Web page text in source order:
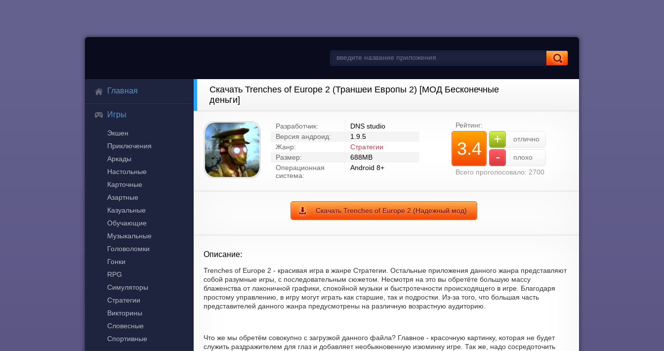
Главная
Игры
Экшен
Приключения
Аркады
Настольные
Карточные
Азартные
Казуальные
Обучающие
Музыкальные
Головоломки
Гонки
RPG
Симуляторы
Стратегии
Викторины
Словесные
Спортивные
Скачать Trenches of Europe 2 (Траншеи Европы 2) [МОД Бесконечные
деньги]
Разработчик:
DNS studio
Версия андроид:
1.9.5
Жанр:
Стратегии
Размер:
688MB
Операционная
система:
Android 8+
Рейтинг:
3.4 + отлично
-
плохо
Всего проголосовало: 2700
Скачать Trenches of Europe 2 (Надежный мод)
Описание:
Trenches of Europe 2 - красивая игра в жанре Стратегии. Остальные приложения данного жанра представляют
собой разумные игры, с последовательным сюжетом. Несмотря на это вы обретёте большую массу
блаженства от лаконичной графики, спокойной музыки и быстротечности происходящего в игре. Благодаря
простому управлению, в игру могут играть как старшие, так и подростки. Из-за того, что большая часть
представителей данного жанра предусмотрены на различную возрастную аудиторию.
Что же мы обретём совокупно с загрузкой данного файла? Главное - красочную картинку, которая не будет
служить раздражителем для глаз и добавляет необыкновенную изюминку игре. Так же, надо сосредоточить